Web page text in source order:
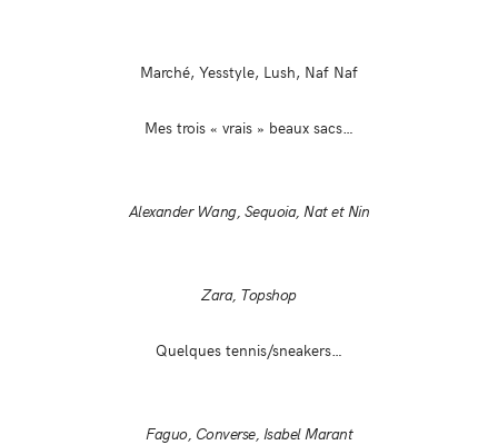
Marché, Yesstyle, Lush, Naf Naf
Mes trois « vrais » beaux sacs…
Alexander Wang, Sequoia, Nat et Nin
Zara, Topshop
Quelques tennis/sneakers…
Faguo, Converse, Isabel Marant